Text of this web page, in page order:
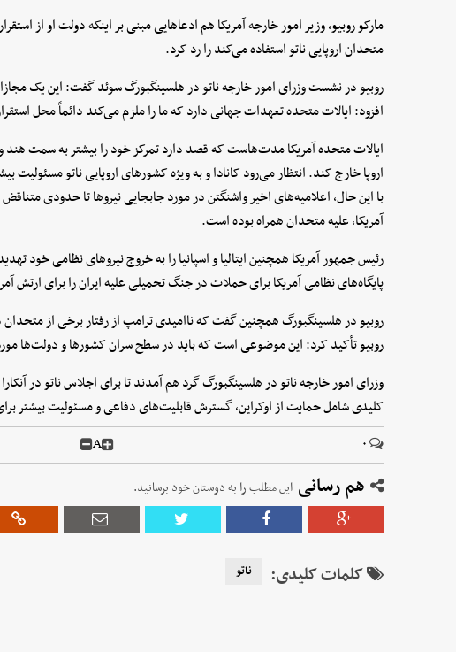
مارکو روبیو، وزیر امور خارجه آمریکا هم ادعاهایی مبنی بر اینکه دولت او از
متحدان اروپایی ناتو استفاده می‌کند را رد کرد.
روبیو در نشست وزرای امور خارجه ناتو در هلسینگبورگ سوئد گفت: این یک
افزود: ایالات متحده تعهدات جهانی دارد که ما را ملزم می‌کند دائماً محل
ایالات متحده آمریکا مدت‌هاست که قصد دارد تمرکز خود را بیشتر به سمت هند و
اروپا خارج کند. انتظار می‌رود کانادا و به ویژه کشورهای اروپایی ناتو مسئولیت
با این حال، اعلامیه‌های اخیر واشنگتن در مورد جابجایی نیروها تا حدودی
آمریکا، علیه متحدان همراه بوده است.
رئیس جمهور آمریکا همچنین ایتالیا و اسپانیا را به خروج نیروهای نظامی خود
پایگاه‌های نظامی آمریکا برای حملات در جنگ تحمیلی علیه ایران را برای ارتش
روبیو در هلسینگبورگ همچنین گفت که ناامیدی ترامپ از رفتار برخی از متحدان
روبیو تأکید کرد: این موضوعی است که باید در سطح سران کشورها و دولت‌ها
وزرای امور خارجه ناتو در هلسینگبورگ گرد هم آمدند تا برای اجلاس ناتو در
کلیدی شامل حمایت از اوکراین، گسترش قابلیت‌های دفاعی و مسئولیت بیشتر
۰ A
هم رسانی این مطلب را به دوستان خود برسانید.
کلمات کلیدی: ناتو